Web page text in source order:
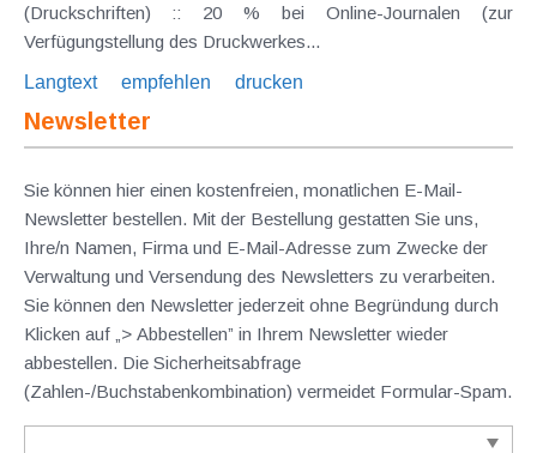
(Druckschriften) :: 20 % bei Online-Journalen (zur
Verfügungstellung des Druckwerkes...
Langtext
empfehlen drucken
Newsletter
Sie können hier einen kostenfreien, monatlichen E-Mail-
Newsletter bestellen. Mit der Bestellung gestatten Sie uns,
Ihre/n Namen, Firma und E-Mail-Adresse zum Zwecke der
Verwaltung und Versendung des Newsletters zu verarbeiten.
Sie können den Newsletter jederzeit ohne Begründung durch
Klicken auf „> Abbestellen” in Ihrem Newsletter wieder
abbestellen. Die Sicherheitsabfrage
(Zahlen-/Buchstabenkombination) vermeidet Formular-Spam.